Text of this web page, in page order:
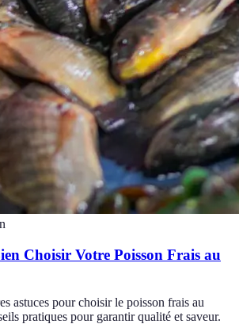
Choisir Votre Poisson Frais au
astuces pour choisir le poisson frais au
pratiques pour garantir qualité et saveur.